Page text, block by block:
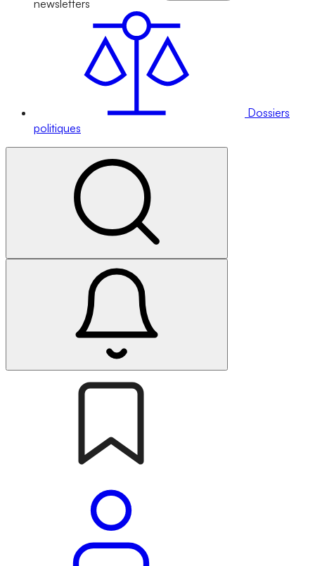
newsletters
Dossiers
politiques